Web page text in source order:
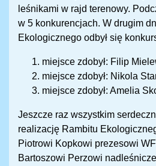
leśnikami w rajd terenowy.
w 5 konkurencjach. W drugim
Ekologicznego odbył się
miejsce zdobył: Filip
miejsce zdobył: Nikola
miejsce zdobył: Amelia
Jeszcze raz wszystkim
realizację Rambitu
Piotrowi Kopkowi prezesowi
Bartoszowi Perzowi